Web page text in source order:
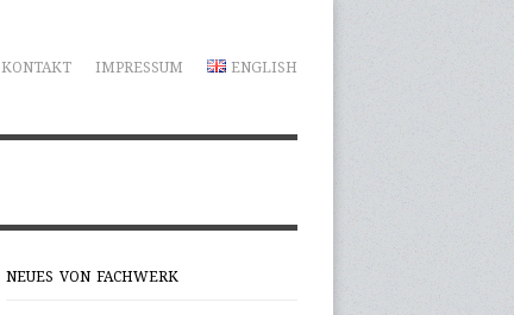
KONTAKT IMPRESSUM ENGLISH
NEUES VON FACHWERK